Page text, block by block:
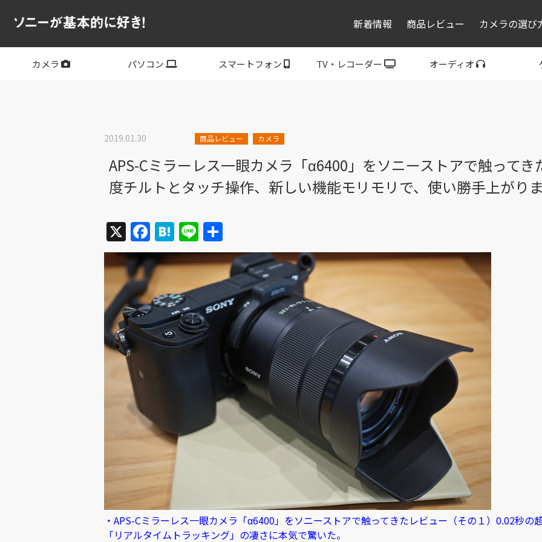
新着情報 商品レビュー カメラの選び
カメラ パソコン スマートフォン TV・レコーダー オーディオ
2019.01.30 商品レビュー カメラ
APS-Cミラーレス一眼カメラ「α6400」をソニーストアで触って
度チルトとタッチ操作、新しい機能モリモリで、使い勝手上がりま
X Facebook
Hatena
Line
有
・APS-Cミラーレス一眼カメラ「α6400」をソニーストアで触ってきたレビュー（その１）0.02秒の
「リアルタイムトラッキング」の凄さに本気で驚いた。